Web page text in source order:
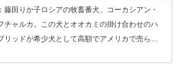
藤田りか子ロシアの牧畜番犬、コーカシアン・
チャルカ。この犬とオオカミの掛け合わせのハ
リッドが希少犬として高額でアメリカで売られ